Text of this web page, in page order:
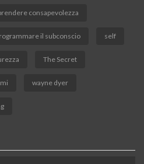
consapevolezza
il subconscio self
The Secret
wayne dyer